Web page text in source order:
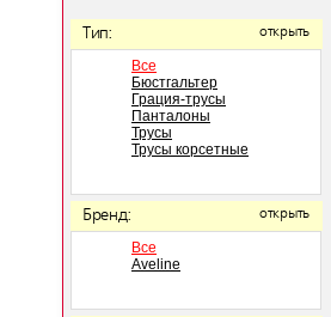
Тип: открыть
Все
Бюстгальтер
Грация-трусы
Панталоны
Трусы
Трусы корсетные
Бренд: открыть
Все
Aveline